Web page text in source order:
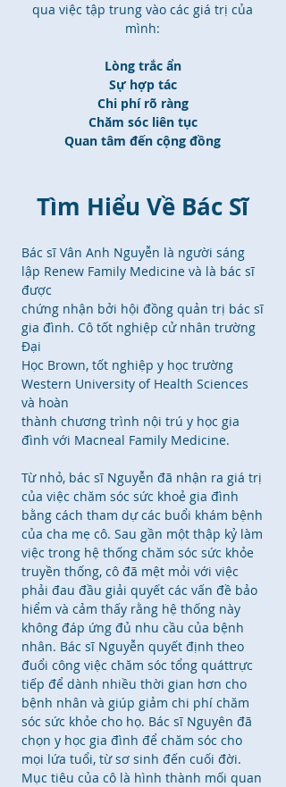
qua việc tập trung vào các giá trị của
mình:
Lòng trắc ẩn
Sự hợp tác
Chi phí rõ ràng
Chăm sócliên tục
Quan tâm đến cộng đồng
Tìm Hiểu Về Bác Sĩ
Bác sĩ Vân Anh Nguyễn là người sáng
lập Renew Family Medicine và là bác sĩ
được
chứng nhận bởi hội đồng quản trị bác sĩ
gia đình. Cô tốt nghiệp cử nhân trường
Đại
Học Brown, tốt nghiệp y học trường
Western University of Health Sciences
và hoàn
thành chương trình nội trú y học gia
đình với Macneal Family Medicine.
Từ nhỏ, bác sĩ Nguyễn đã nhận ra giá trị
của việc chăm sóc sức khoẻ gia đình
bằng cách tham dự các buổi khám bệnh
của cha mẹ cô. Sau gần một thập kỷ làm
việc trong hệ thống chăm sóc sức khỏe
truyền thống, cô đã mệt mỏi với việc
phải đau đầu giải quyết các vấn đề bảo
hiểm và cảm thấy rằng hệ thống này
không đáp ứng đủ nhu cầu của bệnh
nhân. Bác sĩ Nguyễn quyết định theo
đuổi công việc chăm sóc tổng quáttrực
tiếp để dành nhiều thời gian hơn cho
bệnh nhân và giúp giảm chi phí chăm
sóc sức khỏe cho họ. Bác sĩ Nguyên đã
chọn y học gia đình để chăm sóc cho
mọi lứa tuổi, từ sơ sinh đến cuối đời.
Mục tiêu của cô là hình thành mối quan